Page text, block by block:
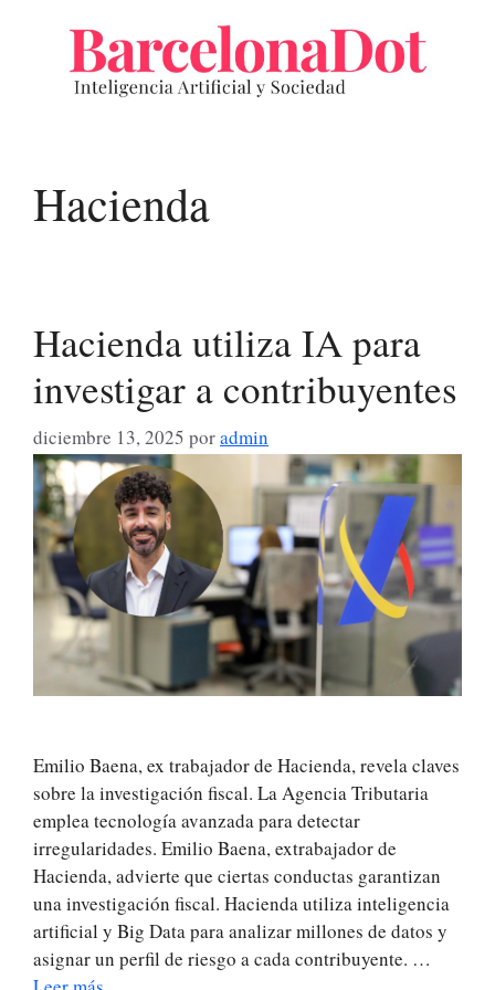
contenido
Hacienda
Hacienda utiliza IA para
investigar a contribuyentes
diciembre 13, 2025 poradmin
Emilio Baena, ex trabajador de Hacienda, revela claves
sobre la investigación fiscal. La Agencia Tributaria
emplea tecnología avanzada para detectar
irregularidades. Emilio Baena, extrabajador de
Hacienda, advierte que ciertas conductas garantizan
una investigación fiscal. Hacienda utiliza inteligencia
artificial y Big Data para analizar millones de datos y
asignar un perfil de riesgo a cada contribuyente. …